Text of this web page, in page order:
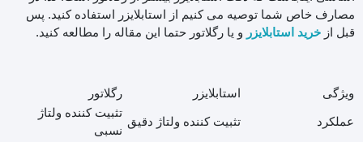
مصارف خاص شما توصیه می کنیم از استابلایزر استفاده کنید. پس
قبل از خرید استابلایزر و یا رگلاتور حتما این مقاله را مطالعه کنید.
ویژگی استابلایزر رگلاتور
عملکرد تثبیت کننده ولتاژ دقیق
تثبیت کننده ولتاژ
نسبی